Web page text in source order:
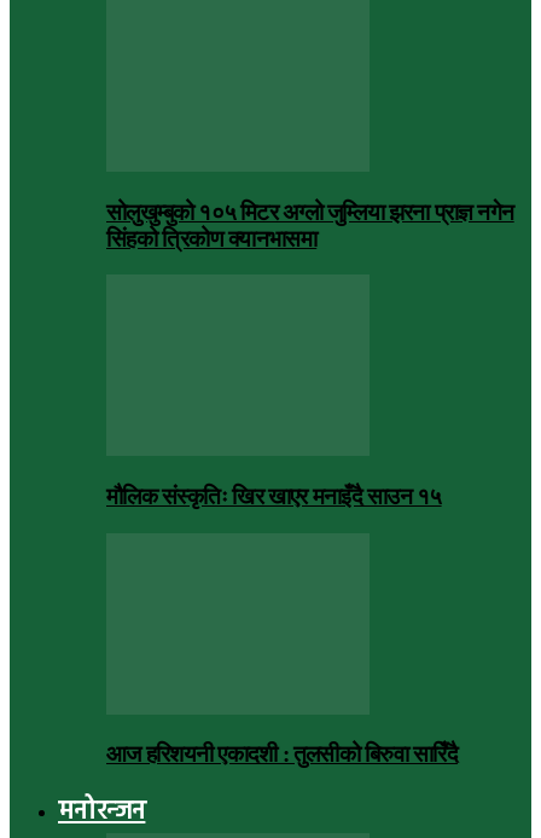
सोलुखुम्बुको १०५ मिटर अग्लो जुम्लिया झरना प्राज्ञ नगेन
सिंहको त्रिकोण क्यानभासमा
मौलिक संस्कृतिः खिर खाएर मनाइँदै साउन १५
आज हरिशयनी एकादशी : तुलसीको बिरुवा सारिँदै
मनोरन्जन